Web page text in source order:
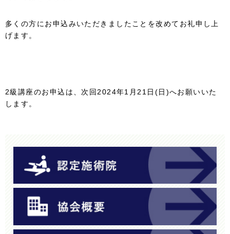
多くの方にお申込みいただきましたことを改めてお礼申し上
げます。
2級講座のお申込は、次回2024年1月21日(日)へお願いいた
します。